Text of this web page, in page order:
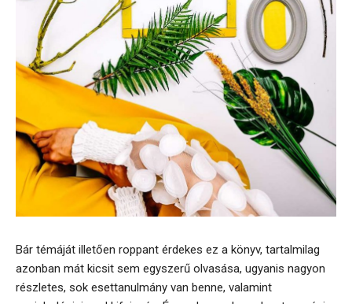
Bár témáját illetően roppant érdekes ez a könyv, tartalmilag
azonban mát kicsit sem egyszerű olvasása, ugyanis nagyon
részletes, sok esettanulmány van benne, valamint